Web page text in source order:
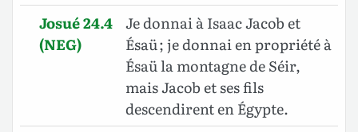
Josué 24.4
(NEG)
Je donnai à Isaac Jacob et
Ésaü ; je donnai en propriété à
Ésaü la montagne de Séir,
mais Jacob et ses fils
descendirent en Égypte.